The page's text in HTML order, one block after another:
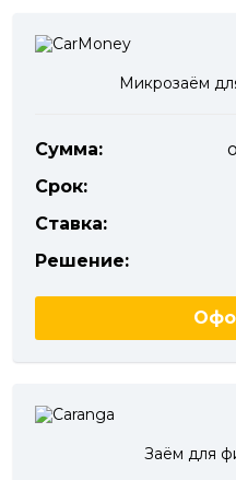
Микрозаём
Сумма:
Срок:
Ставка:
Решение:
Заём для